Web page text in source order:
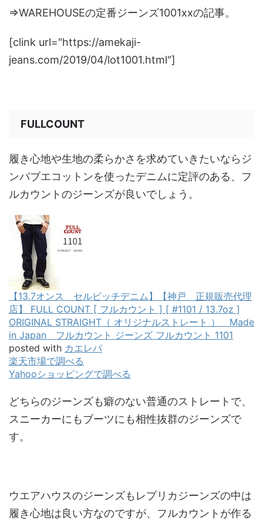
⇒WAREHOUSEの定番ジーンズ1001xxの記事。
[clink url="https://amekaji-
jeans.com/2019/04/lot1001.html"]
FULLCOUNT
履き心地や生地の柔らかさを求めていきたいならジ
ンバブエコットンを使ったデニムに定評のある、フ
ルカウントのジーンズが良いでしょう。
【13.7オンス セルビッチデニム】【神戸 正規販売代理
店】 FULL COUNT [ フルカウント ] [ #1101 / 13.7oz ]
ORIGINAL STRAIGHT（ オリジナルストレート ） Made
in Japan フルカウント ジーンズ フルカウント 1101
posted with カエレバ
楽天市場で調べる
Yahooショッピングで調べる
どちらのジーンズも癖のない普通のストレートで、
スニーカーにもブーツにも相性抜群のジーンズで
す。
ウエアハウスのジーンズもレプリカジーンズの中は
履き心地は良い方なのですが、フルカウントが作る